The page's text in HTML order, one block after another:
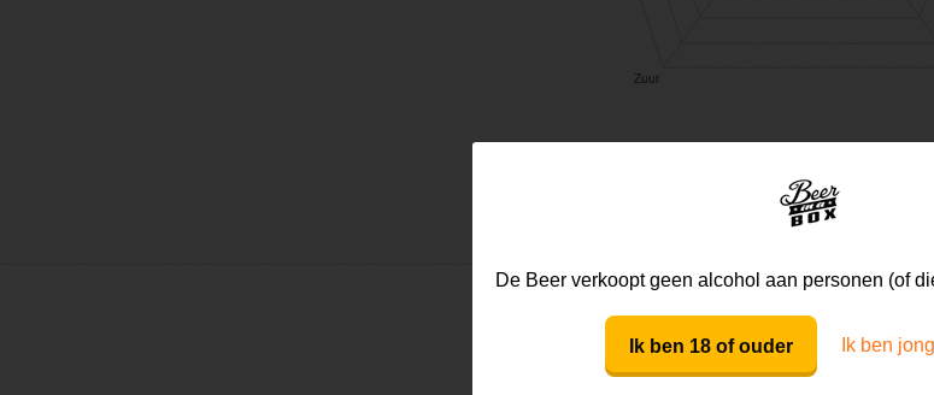
Mijn review bij dit
De Beer verkoopt geen alcohol aan personen (of
Ik ben 18 of ouder Ik ben